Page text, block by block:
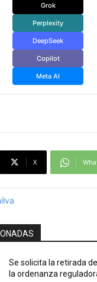
Grok
Perplexity
DeepSeek
Copilot
Meta AI
X
Se solicita la retirada
la ordenanza